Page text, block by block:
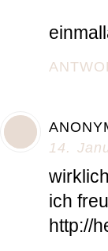
14.
ich
http://